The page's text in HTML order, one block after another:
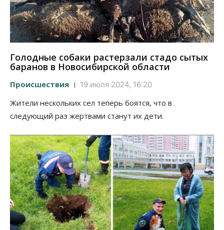
Голодные собаки растерзали стадо сытых
баранов в Новосибирской области
Происшествия 19 июля 2024, 16:20
Жители нескольких сел теперь боятся, что в
следующий раз жертвами станут их дети.